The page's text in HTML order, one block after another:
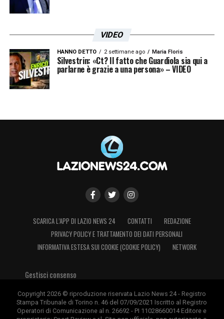
VIDEO
HANNO DETTO 2 settimane ago Maria Floris
Silvestrin: «Ct? Il fatto che Guardiola sia qui a
parlarne è grazie a una persona» – VIDEO
SCARICA L’APP DI LAZIO NEWS 24 CONTATTI
REDAZIONE
PRIVACY POLICY E TRATTAMENTO DEI DATI PERSONALI
INFORMATIVA ESTESA SUI COOKIE (COOKIE POLICY)
NETWORK
Gestisci consenso
Copyright 2026 © riproduzione riservata Lazio News 24 - Registro
Stampa Tribunale di Torino n. 46 del 07/09/2021 Iscritto al Registro
Operatori di Comunicazione al n. 26692 - PI 11028660014 Editore e